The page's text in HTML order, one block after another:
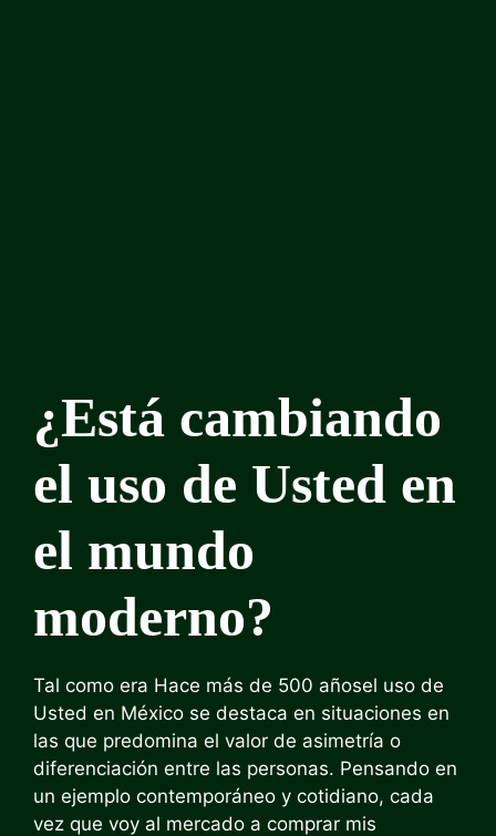
¿Está cambiando
el uso de Usted en
el mundo
moderno?
Tal como era Hace más de 500 añosel uso de
Usted en México se destaca en situaciones en
las que predomina el valor de asimetría o
diferenciación entre las personas. Pensando en
un ejemplo contemporáneo y cotidiano, cada
vez que voy al mercado a comprar mis